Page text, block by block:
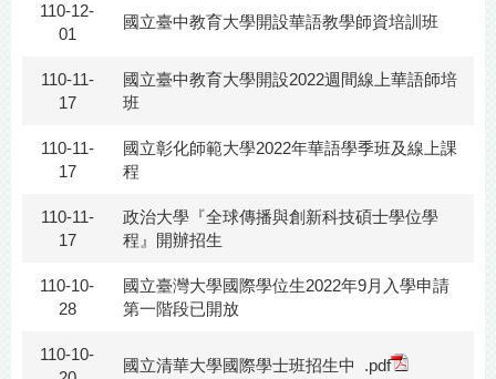
110-12-
01
國立臺中教育大學開設華語教學師資培訓班
110-11-
17
國立臺中教育大學開設2022週間線上華語師培
班
110-11-
17
國立彰化師範大學2022年華語學季班及線上課
程
110-11-
17
政治大學『全球傳播與創新科技碩士學位學
程』開辦招生
110-10-
28
國立臺灣大學國際學位生2022年9月入學申請
第一階段已開放
110-10-
國立清華大學國際學士班招生中 .pdf